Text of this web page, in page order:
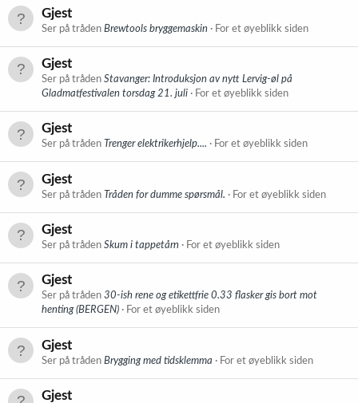
Gjest
Ser på tråden Brewtools bryggemaskin For et øyeblikk siden
Gjest
Ser på tråden Stavanger: Introduksjon av nytt Lervig-øl på
Gladmatfestivalen torsdag 21. juli
For et øyeblikk siden
Gjest
Ser på tråden Trenger elektrikerhjelp.... For et øyeblikk siden
Gjest
Ser på tråden Tråden for dumme spørsmål. For et øyeblikk siden
Gjest
Ser på tråden Skum i tappetårn For et øyeblikk siden
Gjest
Ser på tråden 30-ish rene og etikettfrie 0.33 flasker gis bort mot
henting (BERGEN)
For et øyeblikk siden
Gjest
Ser på tråden Brygging med tidsklemma For et øyeblikk siden
Gjest